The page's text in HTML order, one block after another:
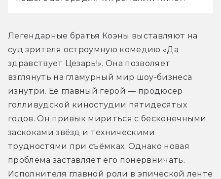
Легендарные братья Коэны выставляют на
суд зрителя остроумную комедию «Да
здравствует Цезарь!». Она позволяет
взглянуть на гламурный мир шоу-бизнеса
изнутри. Её главный герой — продюсер
голливудской киностудии пятидесятых
годов. Он привык мириться с бесконечными
заскоками звёзд и техническими
трудностями при съёмках. Однако новая
проблема заставляет его понервничать.
Исполнителя главной роли в эпической ленте